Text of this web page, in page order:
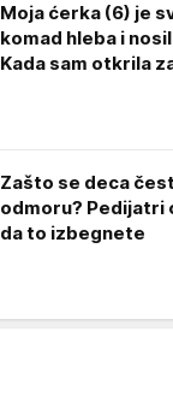
Moja ćerka (6) je
komad hleba i
Kada sam otkrila
Zašto se deca
odmoru? Pedijatri
da to izbegnete